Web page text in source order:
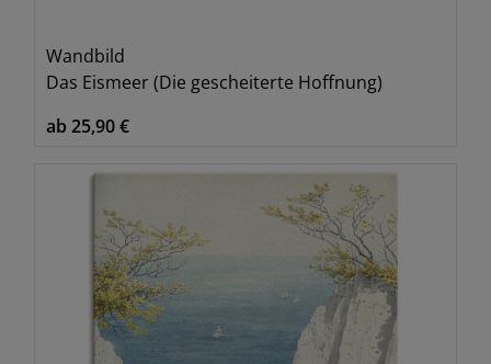
Wandbild
Das Eismeer (Die gescheiterte Hoffnung)
ab 25,90 €